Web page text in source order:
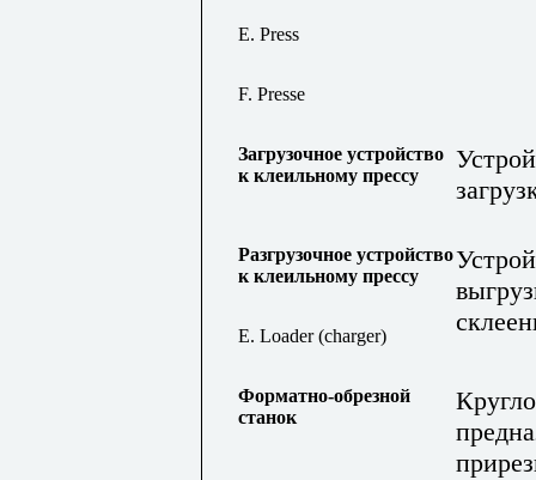
E. Press
F. Presse
Загрузочное устройство
к клеильному прессу
Разгрузочное устройство
к клеильному прессу
E. Loader (charger)
Форматно-обрезной
станок